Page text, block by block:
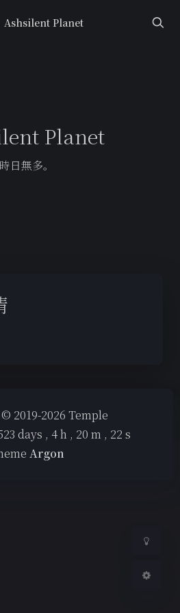
Ashsilent Planet
Planet
時日無多。
Sans Serif
2019-2026 Temple
days , 4h , 20 m , 22 s
Argon